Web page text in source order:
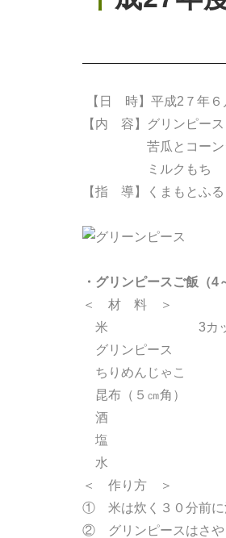
【日 時】平成2７年
【内 容】グリンピース
苦瓜とコーンシー
ミルクもち
【指 導】くまもとふ
・グリンピースご飯（4
＜ 材 料 ＞
米 3カッ
グリンピース ２
ちりめんじゃ
昆布（５㎝角
酒 大さ
塩 小さ
水 ３
＜ 作り方 ＞
① 米は炊く３０分前に
② グリンピースはさや